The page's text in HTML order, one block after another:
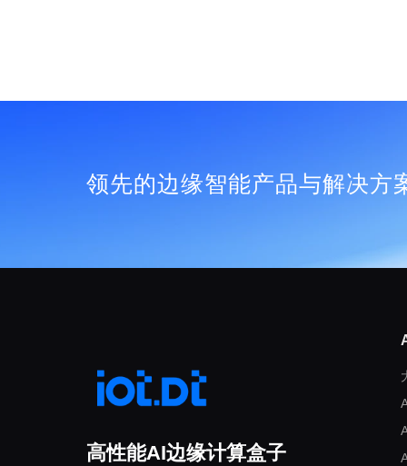
领先的边缘智能产品与解决方
高性能AI边缘计算盒子